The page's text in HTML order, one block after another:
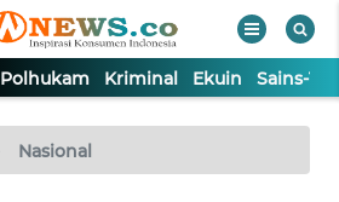
Polhukam Kriminal Ekuin Sains-
Nasional